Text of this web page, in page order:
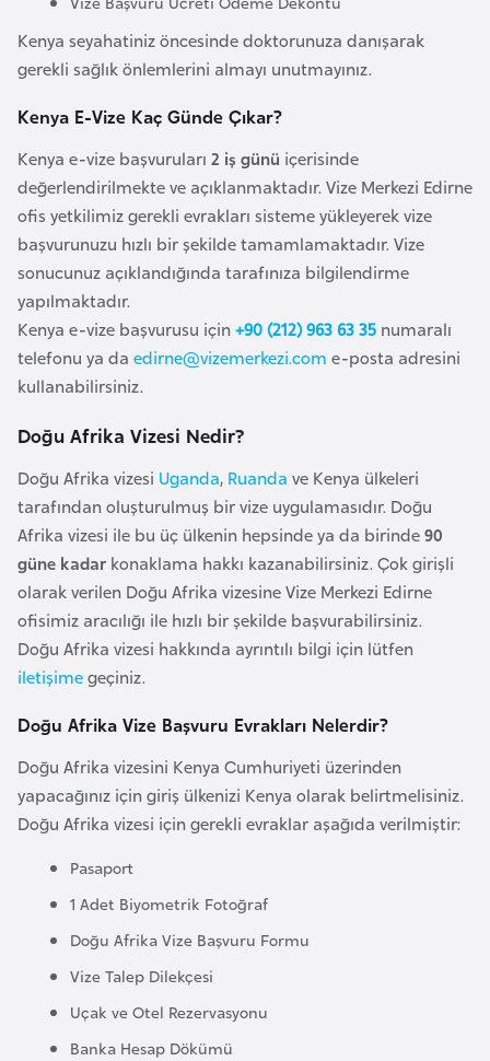
Kenya seyahatiniz öncesinde doktorunuza danışarak
gerekli sağlık önlemlerini almayı unutmayınız.
Kenya E-Vize Kaç Günde Çıkar?
Kenya e-vize başvuruları 2 iş günü içerisinde
değerlendirilmekte ve açıklanmaktadır. Vize Merkezi Edirne
ofis yetkilimiz gerekli evrakları sisteme yükleyerek vize
başvurunuzu hızlı bir şekilde tamamlamaktadır. Vize
sonucunuz açıklandığında tarafınıza bilgilendirme
yapılmaktadır.
Kenya e-vize başvurusu için+90 (212) 963 63 35 numaralı
telefonu ya da edirne@vizemerkezi.com e-posta adresini
kullanabilirsiniz.
Doğu Afrika Vizesi Nedir?
Doğu Afrika vizesi Uganda, Ruanda ve Kenya ülkeleri
tarafından oluşturulmuş bir vize uygulamasıdır. Doğu
Afrika vizesi ile bu üç ülkenin hepsinde ya da birinde90
güne kadar konaklama hakkı kazanabilirsiniz. Çok girişli
olarak verilen Doğu Afrika vizesine Vize Merkezi Edirne
ofisimiz aracılığı ile hızlı bir şekilde başvurabilirsiniz.
Doğu Afrika vizesi hakkında ayrıntılı bilgi için lütfen
iletişimegeçiniz.
Doğu Afrika Vize Başvuru Evrakları Nelerdir?
Doğu Afrika vizesini Kenya Cumhuriyeti üzerinden
yapacağınız için giriş ülkenizi Kenya olarak belirtmelisiniz.
Doğu Afrika vizesi için gerekli evraklar aşağıda verilmiştir:
Pasaport
1 Adet Biyometrik Fotoğraf
Doğu Afrika Vize Başvuru Formu
Vize Talep Dilekçesi
Uçak ve Otel Rezervasyonu
Banka Hesap Dökümü
i
b
t
i
Ç
i
n
D
a
n
m
a
r
k
a
D
e
m
o
r
a
t